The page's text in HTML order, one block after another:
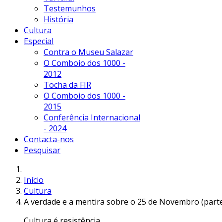
Testemunhos
História
Cultura
Especial
Contra o Museu Salazar
O Comboio dos 1000 -
2012
Tocha da FIR
O Comboio dos 1000 -
2015
Conferência Internacional
- 2024
Contacta-nos
Pesquisar
Início
Cultura
A verdade e a mentira sobre o 25 de Novembro